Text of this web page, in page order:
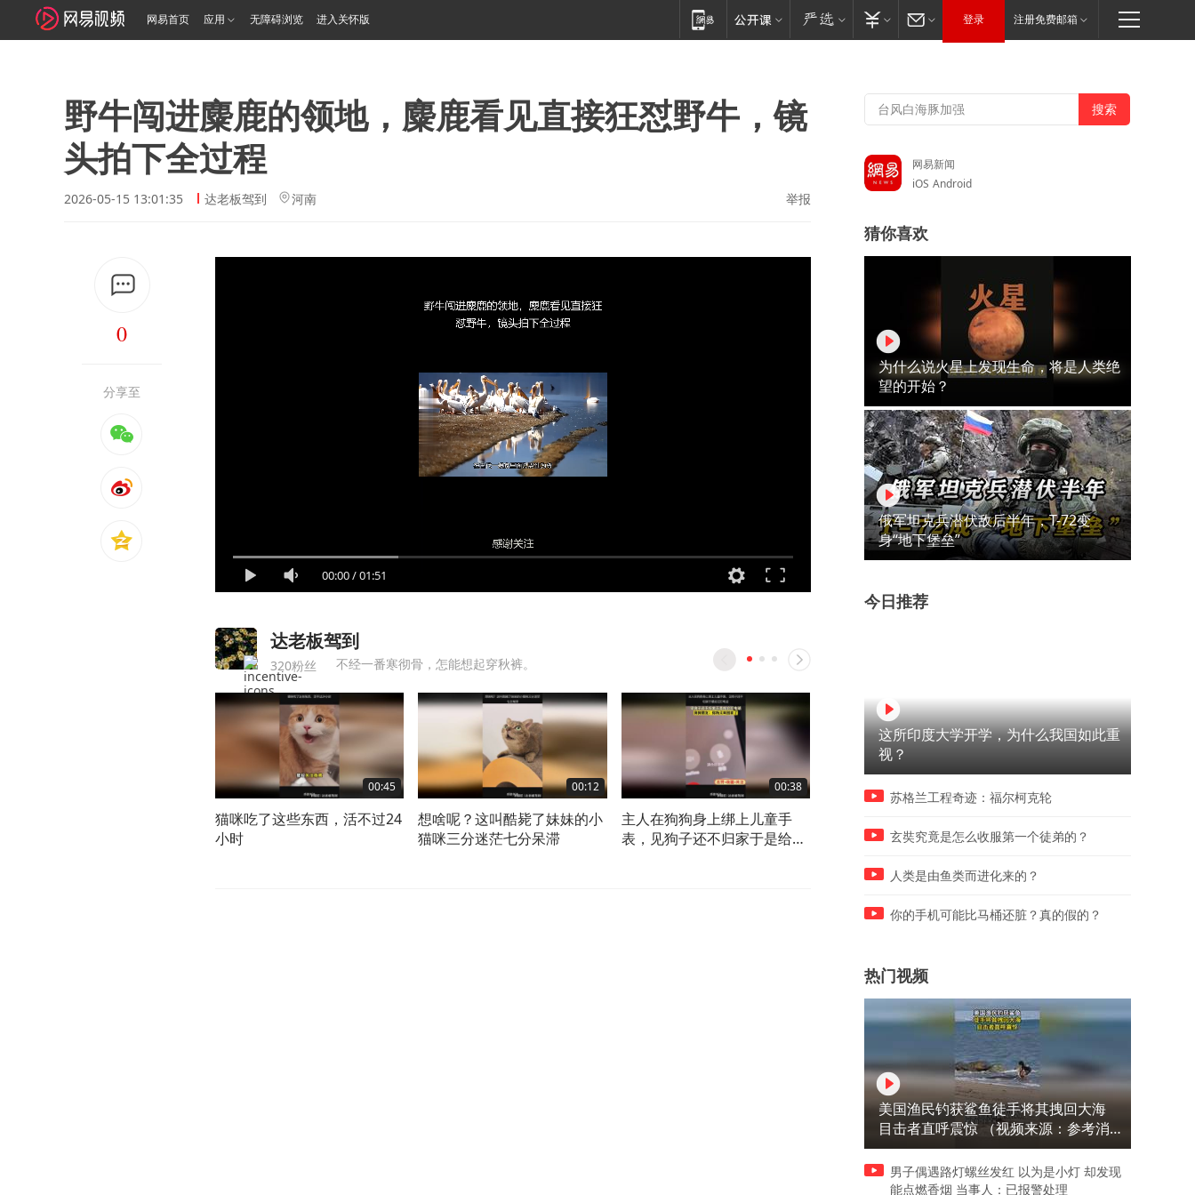
网易首页 应用 无障碍浏览 进入关怀版 登录 注册免费邮箱
野牛闯进麋鹿的领地，麋鹿看见直接狂怼野牛，镜
头拍下全过程
2026-05-15 13:01:35 达老板驾到 河南 举报
0
分享至
00:00/01:51
达老板驾到
320粉丝 不经一番寒彻骨，怎能想起穿秋裤。
00:45
猫咪吃了这些东西，活不过24
小时
00:12
想啥呢？这叫酷毙了妹妹的小
猫咪三分迷茫七分呆滞
00:38
主人在狗狗身上绑上儿童手
表，见狗子还不归家于是给它
包一份，它也是家里的一员
网易新闻
iOS Android
猜你喜欢
为什么说火星上发现生命，将是人类绝
望的开始？
俄军坦克兵潜伏敌后半年，T-72变
身“地下堡垒”
今日推荐
这所印度大学开学，为什么我国如此重
视？
苏格兰工程奇迹：福尔柯克轮
玄奘究竟是怎么收服第一个徒弟的？
人类是由鱼类而进化来的？
你的手机可能比马桶还脏？真的假的？
热门视频
美国渔民钓获鲨鱼徒手将其拽回大海
目击者直呼震惊 （视频来源：参考消
息）
男子偶遇路灯螺丝发红 以为是小灯 却发现
能点燃香烟 当事人：已报警处理